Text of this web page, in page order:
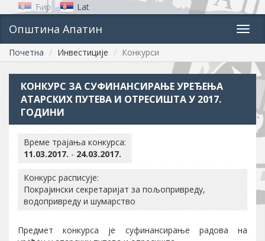
Ћир Lat
Општина Апатин
Почетна Инвестиције Конкурси
КОНКУРС ЗА СУФИНАНСИРАЊЕ УРЕЂЕЊА
АТАРСКИХ ПУТЕВА И ОТРЕСИШТА У 2017.
ГОДИНИ
Време трајања конкурса:
11.03.2017. - 24.03.2017.
Конкурс расписује:
Покрајински секретаријат за пољопривреду,
водопривреду и шумарство
Предмет конкурса је суфинансирање радова на